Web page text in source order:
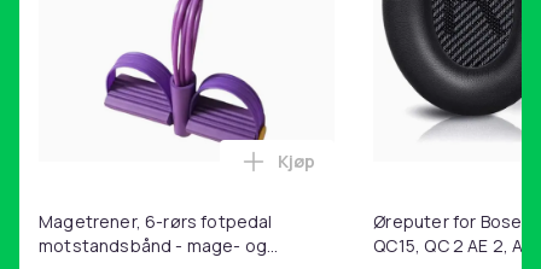
Magetrener, 6-rørs fotpedal
motstandsbånd - mage- og
Legg Magetrener, 6-rørs
Kjøp
Øreputer for Bose
QC15, QC 2 AE 2, AE